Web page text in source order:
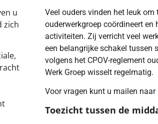
u
zich
Veel ouders vinden het leuk
ouderwerkgroep coördineert
activiteiten. Zij verricht veel
een belangrijke schakel tussen
volgens het CPOV-reglement
Werk Groep wisselt regelmatig.
Voor vragen kunt u mailen naar
Toezicht tussen de